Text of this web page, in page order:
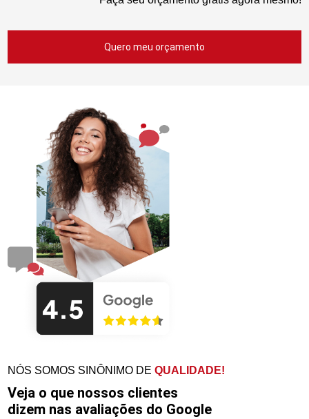
Quero meu orçamento
NÓS SOMOS SINÔNIMO DEQUALIDADE!
Veja o que nossos clientes
dizem nas avaliações do Google